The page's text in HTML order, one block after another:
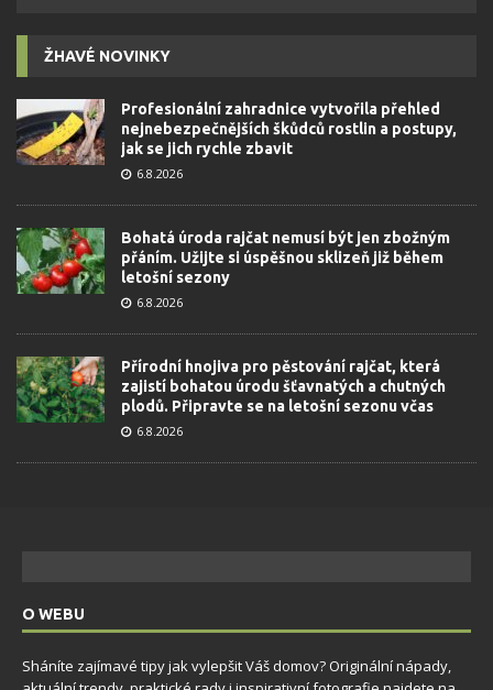
ŽHAVÉ NOVINKY
Profesionální zahradnice vytvořila přehled
nejnebezpečnějších škůdců rostlin a postupy,
jak se jich rychle zbavit
6.8.2026
Bohatá úroda rajčat nemusí být jen zbožným
přáním. Užijte si úspěšnou sklizeň již během
letošní sezony
6.8.2026
Přírodní hnojiva pro pěstování rajčat, která
zajistí bohatou úrodu šťavnatých a chutných
plodů. Připravte se na letošní sezonu včas
6.8.2026
O WEBU
Sháníte zajímavé tipy jak vylepšit Váš domov? Originální nápady,